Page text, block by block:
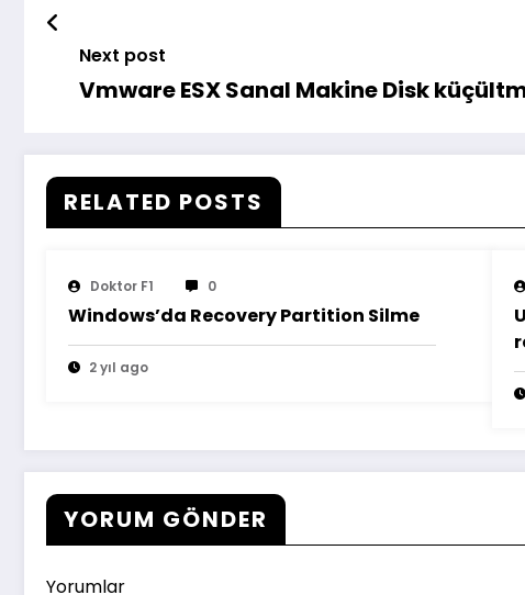
Next post
Vmware ESX Sanal Makine Disk
RELATED POSTS
Doktor F1 0
Windows’da Recovery Partition Silme
2 yıl ago
YORUM GÖNDER
Yorumlar